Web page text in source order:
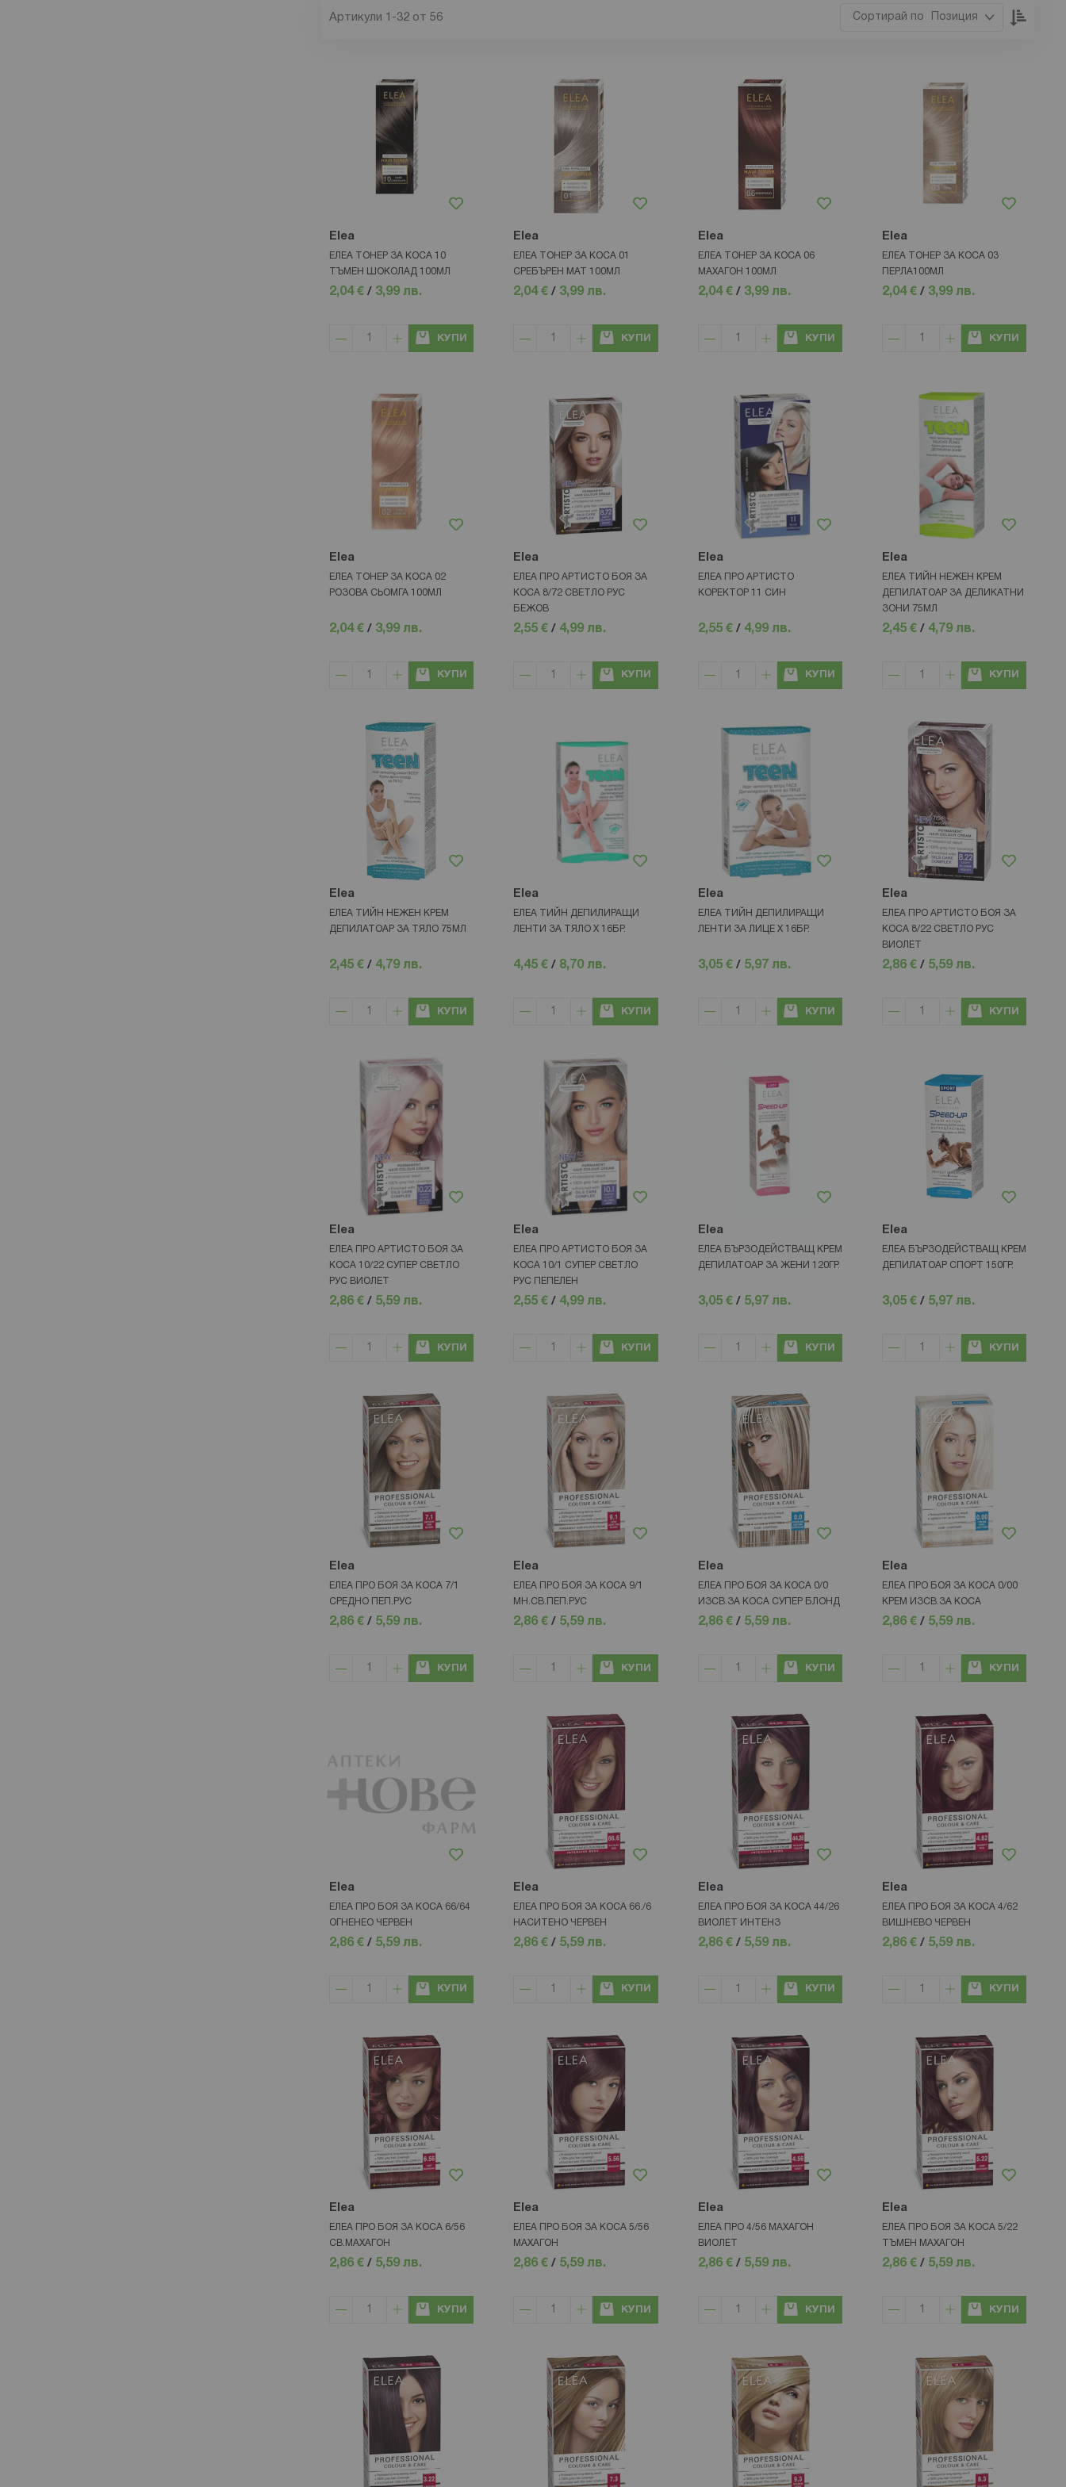
Позиция
Артикули 1 -32 от 56
Elea
ЕЛЕА ТОНЕР ЗА КОСА 10
ТЪМЕН ШОКОЛАД 100МЛ
2,04 € / 3,99 лв.
КУПИ
Elea
ЕЛЕА ТОНЕР ЗА КОСА 01
СРЕБЪРЕН МАТ 100МЛ
2,04 € / 3,99 лв.
КУПИ
Elea
ЕЛЕА ТОНЕР ЗА КОСА 06
МАХАГОН 100МЛ
2,04 €/ 3,99 лв.
КУПИ
Elea
ЕЛЕА ТОНЕР ЗА КОСА 03
ПЕРЛА100МЛ
2,04 €/ 3,99 лв.
КУПИ
Elea
ЕЛЕА ТОНЕР ЗА КОСА 02
РОЗОВА СЬОМГА 100МЛ
2,04 € / 3,99 лв.
КУПИ
Elea
ЕЛЕА ПРО АРТИСТО БОЯ ЗА
КОСА 8/72 СВЕТЛО РУС
БЕЖОВ
2,55 € / 4,99 лв.
КУПИ
Elea
ЕЛЕА ПРО АРТИСТО
КОРЕКТОР 11 СИН
2,55 €/ 4,99 лв.
КУПИ
Elea
ЕЛЕА ТИЙН НЕЖЕН КРЕМ
ДЕПИЛАТОАР ЗА ДЕЛИКАТНИ
ЗОНИ 75МЛ
2,45 €/ 4,79 лв.
КУПИ
Elea
ЕЛЕА ТИЙН НЕЖЕН КРЕМ
ДЕПИЛАТОАР ЗА ТЯЛО 75МЛ
2,45 € / 4,79 лв.
КУПИ
Elea
ЕЛЕА ТИЙН ДЕПИЛИРАЩИ
ЛЕНТИ ЗА ТЯЛО Х 16БР.
4,45 € / 8,70 лв.
КУПИ
Elea
ЕЛЕА ТИЙН ДЕПИЛИРАЩИ
ЛЕНТИ ЗА ЛИЦЕ Х 16БР.
3,05 €/ 5,97 лв.
КУПИ
Elea
ЕЛЕА ПРО АРТИСТО БОЯ ЗА
КОСА 8/22 СВЕТЛО РУС
ВИОЛЕТ
2,86 €/ 5,59 лв.
КУПИ
Elea
ЕЛЕА ПРО АРТИСТО БОЯ ЗА
КОСА 10/22 СУПЕР СВЕТЛО
РУС ВИОЛЕТ
2,86 € / 5,59 лв.
КУПИ
Elea
ЕЛЕА ПРО АРТИСТО БОЯ ЗА
КОСА 10/1 СУПЕР СВЕТЛО
РУС ПЕПЕЛЕН
2,55 € / 4,99 лв.
КУПИ
Elea
ЕЛЕА БЪРЗОДЕЙСТВАЩ КРЕМ
ДЕПИЛАТОАР ЗА ЖЕНИ 120ГР.
3,05 €/ 5,97 лв.
КУПИ
Elea
ЕЛЕА БЪРЗОДЕЙСТВАЩ КРЕМ
ДЕПИЛАТОАР СПОРТ 150ГР.
3,05 €/ 5,97 лв.
КУПИ
Elea
ЕЛЕА ПРО БОЯ ЗА КОСА 7/1
СРЕДНО ПЕП.РУС
2,86 € / 5,59 лв.
КУПИ
Elea
ЕЛЕА ПРО БОЯ ЗА КОСА 9/1
МН.СВ.ПЕП.РУС
2,86 € / 5,59 лв.
КУПИ
Elea
ЕЛЕА ПРО БОЯ ЗА КОСА 0/0
ИЗСВ.ЗА КОСА СУПЕР БЛОНД
2,86 €/ 5,59 лв.
КУПИ
Elea
ЕЛЕА ПРО БОЯ ЗА КОСА 0/00
КРЕМ ИЗСВ.ЗА КОСА
2,86 €/ 5,59 лв.
КУПИ
Elea
ЕЛЕА ПРО БОЯ ЗА КОСА 66/64
ОГНЕНЕО ЧЕРВЕН
2,86 € / 5,59 лв.
КУПИ
Elea
ЕЛЕА ПРО БОЯ ЗА КОСА 66./6
НАСИТЕНО ЧЕРВЕН
2,86 € / 5,59 лв.
КУПИ
Elea
ЕЛЕА ПРО БОЯ ЗА КОСА 44/26
ВИОЛЕТ ИНТЕНЗ
2,86 €/ 5,59 лв.
КУПИ
Elea
ЕЛЕА ПРО БОЯ ЗА КОСА 4/62
ВИШНЕВО ЧЕРВЕН
2,86 €/ 5,59 лв.
КУПИ
Elea
ЕЛЕА ПРО БОЯ ЗА КОСА 6/56
СВ.МАХАГОН
2,86 € / 5,59 лв.
КУПИ
Elea
ЕЛЕА ПРО БОЯ ЗА КОСА 5/56
МАХАГОН
2,86 € / 5,59 лв.
КУПИ
Elea
ЕЛЕА ПРО 4/56 МАХАГОН
ВИОЛЕТ
2,86 €/ 5,59 лв.
КУПИ
Elea
ЕЛЕА ПРО БОЯ ЗА КОСА 5/22
ТЪМЕН МАХАГОН
2,86 €/ 5,59 лв.
КУПИ